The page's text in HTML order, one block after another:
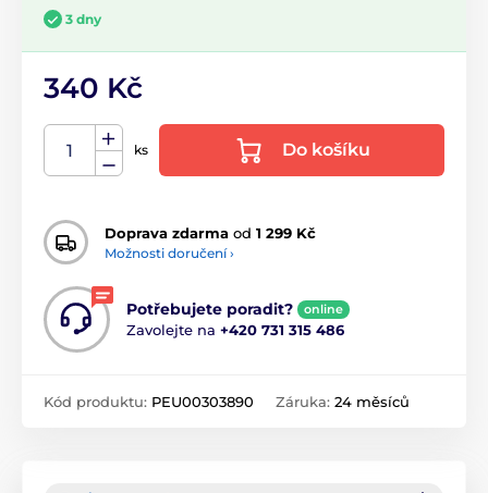
3 dny
340 Kč
ks Do košíku
Doprava zdarma od 1 299 Kč
Možnosti doručení ›
Potřebujete poradit? online
Zavolejte na +420 731 315 486
Kód produktu: PEU00303890 Záruka: 24 měsíců